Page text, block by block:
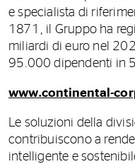
e specialista di
1871, il Gruppo ha
miliardi di euro nel
95.000 dipendenti in
www.continental-
Le soluzioni della
contribuiscono a
intelligente e